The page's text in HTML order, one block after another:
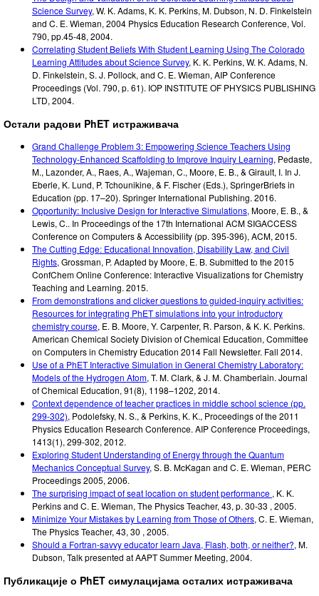
Science Survey, W. K. Adams, K. K. Perkins, M. Dubson, N. D. Finkelstein
and C. E. Wieman, 2004 Physics Education Research Conference, Vol.
790, pp.45-48, 2004.
Correlating Student Beliefs With Student Learning Using The Colorado
Learning Attitudes about Science Survey, K. K. Perkins, W. K. Adams, N.
D. Finkelstein, S. J. Pollock, and C. E. Wieman, AIP Conference
Proceedings (Vol. 790, p. 61). IOP INSTITUTE OF PHYSICS PUBLISHING
LTD, 2004.
Остали радови PhET истраживача
Grand Challenge Problem 3: Empowering Science Teachers Using
Technology-Enhanced Scaffolding to Improve Inquiry Learning, Pedaste,
M., Lazonder, A., Raes, A., Wajeman, C., Moore, E. B., & Girault, I. In J.
Eberle, K. Lund, P. Tchounikine, & F. Fischer (Eds.), SpringerBriefs in
Education (pp. 17–20). Springer International Publishing. 2016.
Opportunity: Inclusive Design for Interactive Simulations, Moore, E. B., &
Lewis, C.. In Proceedings of the 17th International ACM SIGACCESS
Conference on Computers & Accessibility (pp. 395-396), ACM, 2015.
The Cutting Edge: Educational Innovation, Disability Law, and Civil
Rights, Grossman, P. Adapted by Moore, E. B. Submitted to the 2015
ConfChem Online Conference: Interactive Visualizations for Chemistry
Teaching and Learning. 2015.
From demonstrations and clicker questions to guided-inquiry activities:
Resources for integrating PhET simulations into your introductory
chemistry course, E. B. Moore, Y. Carpenter, R. Parson, & K. K. Perkins.
American Chemical Society Division of Chemical Education, Committee
on Computers in Chemistry Education 2014 Fall Newsletter. Fall 2014.
Use of a PhET Interactive Simulation in General Chemistry Laboratory:
Models of the Hydrogen Atom, T. M. Clark, & J. M. Chamberlain. Journal
of Chemical Education, 91(8), 1198–1202, 2014.
Context dependence of teacher practices in middle school science (pp.
299-302), Podolefsky, N. S., & Perkins, K. K., Proceedings of the 2011
Physics Education Research Conference. AIP Conference Proceedings,
1413(1), 299-302, 2012.
Exploring Student Understanding of Energy through the Quantum
Mechanics Conceptual Survey, S. B. McKagan and C. E. Wieman, PERC
Proceedings 2005, 2006.
The surprising impact of seat location on student performance , K. K.
Perkins and C. E. Wieman, The Physics Teacher, 43, p. 30-33 , 2005.
Minimize Your Mistakes by Learning from Those of Others, C. E. Wieman,
The Physics Teacher, 43, 30 , 2005.
Should a Fortran-savvy educator learn Java, Flash, both, or neither?, M.
Dubson, Talk presented at AAPT Summer Meeting, 2004.
Публикације о PhET симулацијама осталих истраживача